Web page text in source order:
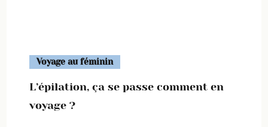
Voyage au féminin
L’épilation, ça se passe comment en
voyage ?